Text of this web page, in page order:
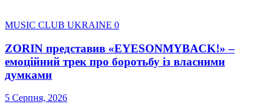
MUSIC CLUB UKRAINE 0
ZORIN представив «EYESONMYBACK!» –
емоційний трек про боротьбу із власними
думками
5 Серпня, 2026